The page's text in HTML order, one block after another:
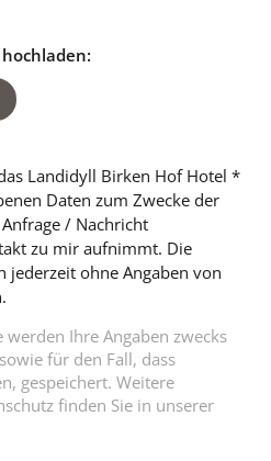
Landidyll Birken Hof Hotel
Daten zum Zwecke der
/ Nachricht
zu mir aufnimmt. Die
jederzeit ohne Angaben von
Ihre Angaben zwecks
für den Fall, dass
gespeichert. Weitere
finden Sie in unserer